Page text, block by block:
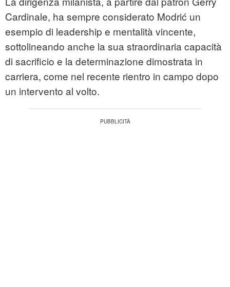
Cardinale, ha sempre considerato Modrić un
esempio di leadership e mentalità vincente,
sottolineando anche la sua straordinaria capacità
di sacrificio e la determinazione dimostrata in
carriera, come nel recente rientro in campo dopo
un intervento al volto.